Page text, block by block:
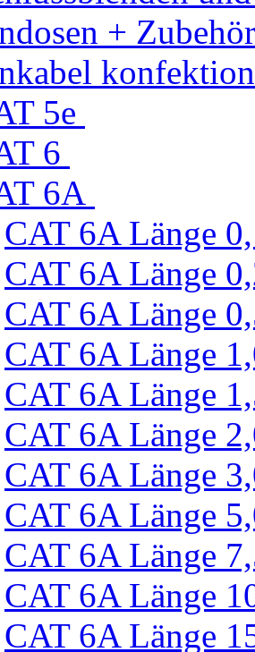
+ Zubehör
5e
6
6A
CAT 6A Länge
CAT 6A Länge
CAT 6A Länge
CAT 6A Länge
CAT 6A Länge
CAT 6A Länge
CAT 6A Länge
CAT 6A Länge
CAT 6A Länge
CAT 6A Länge
CAT 6A Länge